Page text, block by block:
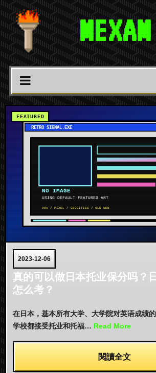
MEXAM
2023-12-06
真的可以做日本托业保分吗？
怎么考？
在日本，基本所有大学、大学院对英语成绩
学校都接受托业和托福… Read More
閱讀全文